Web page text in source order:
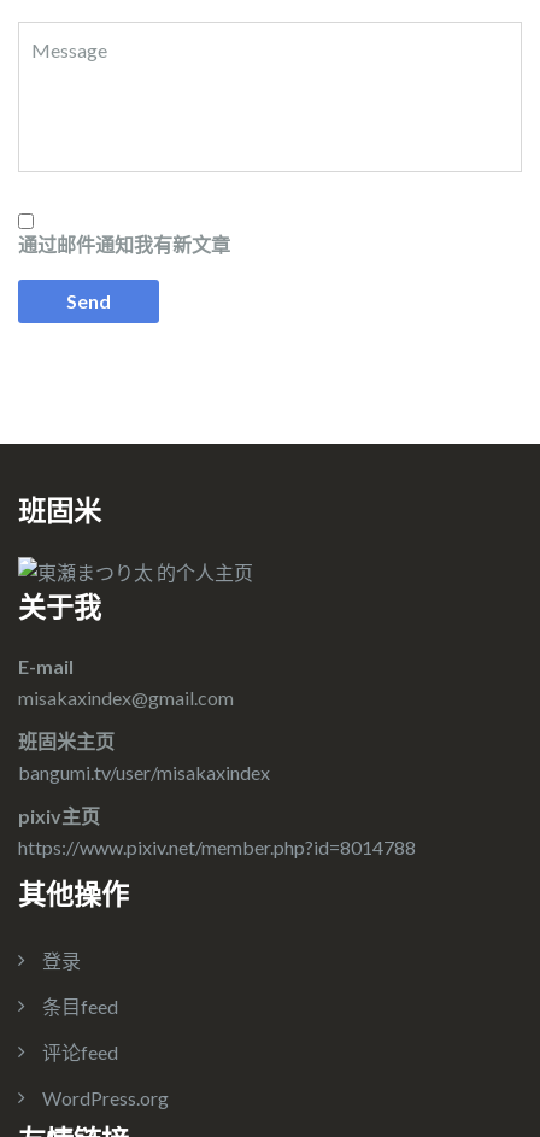
通过邮件通知我有新文章
班固米
关于我
E-mail
misakaxindex@gmail.com
班固米主页
bangumi.tv/user/misakaxindex
pixiv主页
https://www.pixiv.net/member.php?id=8014788
其他操作
登录
条目feed
评论feed
WordPress.org